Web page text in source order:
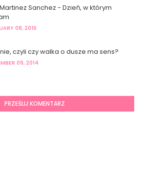
Sanchez - Dzień, w którym
08, 2016
czyli czy walka o dusze ma sens?
09, 2014
PRZEŚLIJ KOMENTARZ